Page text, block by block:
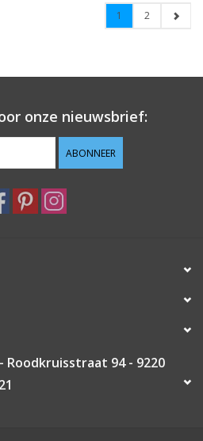
1 2
onze nieuwsbrief:
ABONNEER
Roodkruisstraat 94 - 9220